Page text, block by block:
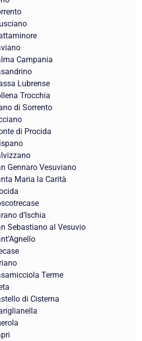
Campania
Lubrense
Trocchia
di Sorrento
di Procida
Gennaro Vesuviano
Maria la Carità
d’Ischia
Sebastiano al Vesuvio
Terme
di Cisterna